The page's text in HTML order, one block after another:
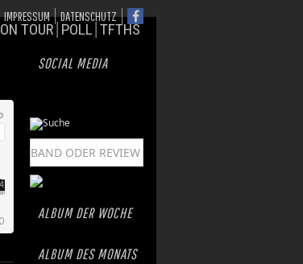
IMPRESSUM DATENSCHUTZ
ON TOUR POLL TFTHS
SOCIAL MEDIA
ALBUM DER WOCHE
ALBUM DES MONATS